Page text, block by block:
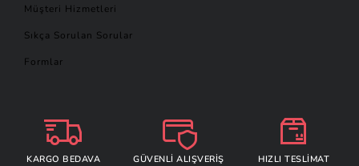
Müşteri Hizmetleri
Sıkça Sorulan Sorular
Formlar
KARGO BEDAVA GÜVENLİ ALIŞVERİŞ HIZLI TESLİMAT